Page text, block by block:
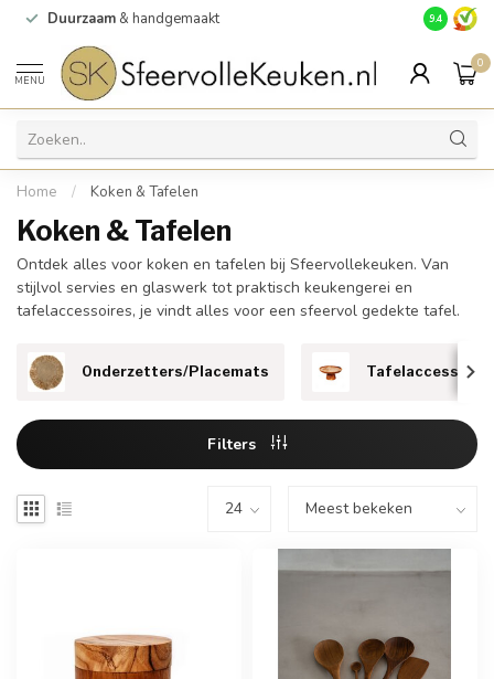
Duurzaam & handgemaakt Gratis
9.4
MENU
0
Home / Koken & Tafelen
Koken & Tafelen
Ontdek alles voor koken en tafelen bij Sfeervollekeuken. Van
stijlvol servies en glaswerk tot praktisch keukengerei en
tafelaccessoires, je vindt alles voor een sfeervol gedekte tafel.
Onderzetters/Placemats
Filters